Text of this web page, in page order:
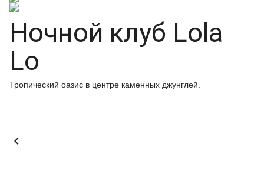
Ночной клуб Lola
Lo
Тропический оазис в центре каменных джунглей.
